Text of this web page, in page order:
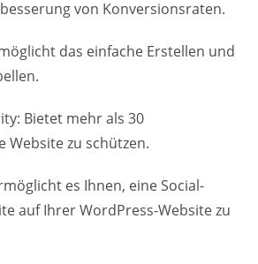
von Konversionsraten.
das einfache Erstellen und
Bietet mehr als 30
Website zu schützen.
es Ihnen, eine Social-
auf Ihrer WordPress-Website zu